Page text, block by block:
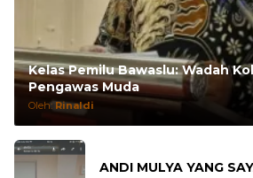
Kelas Pemilu Bawaslu: Wadah
Pengawas Muda
Oleh: Rinaldi
ANDI MULYA YANG